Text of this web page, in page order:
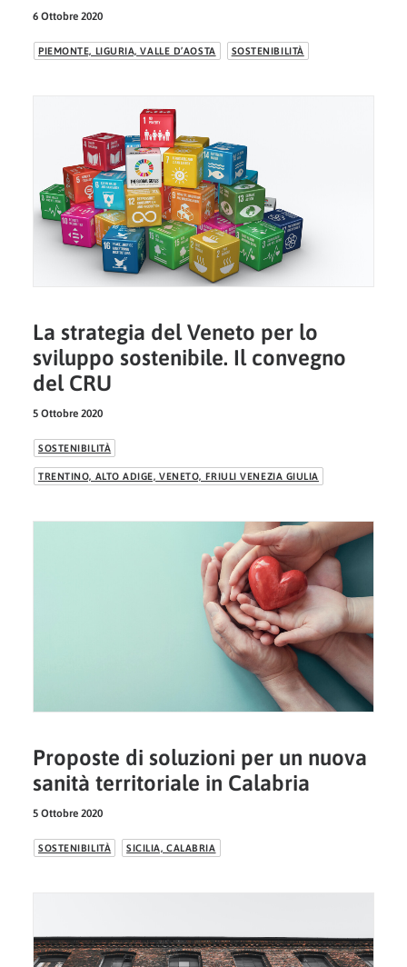
6 Ottobre 2020
PIEMONTE, LIGURIA, VALLE D’AOSTA SOSTENIBILITÀ
La strategia del Veneto per lo
sviluppo sostenibile. Il convegno
del CRU
5 Ottobre 2020
SOSTENIBILITÀ
TRENTINO, ALTO ADIGE, VENETO, FRIULI VENEZIA GIULIA
Proposte di soluzioni per un nuova
sanità territoriale in Calabria
5 Ottobre 2020
SOSTENIBILITÀ SICILIA, CALABRIA